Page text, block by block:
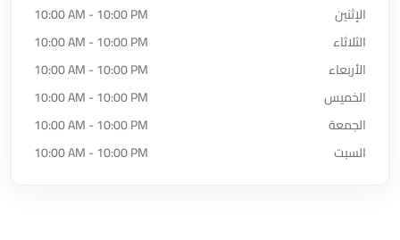
الإثنين
10:00 AM - 10:00 PM
الثلاثاء
10:00 AM - 10:00 PM
الأربعاء
10:00 AM - 10:00 PM
الخميس
10:00 AM - 10:00 PM
الجمعة
10:00 AM - 10:00 PM
السبت
10:00 AM - 10:00 PM